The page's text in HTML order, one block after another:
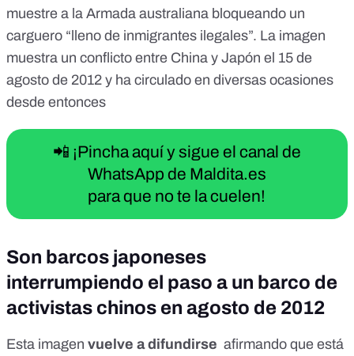
muestre a la Armada australiana bloqueando un
carguero “lleno de inmigrantes ilegales”. La imagen
muestra un conflicto entre China y Japón el 15 de
agosto de 2012 y ha circulado en diversas ocasiones
desde entonces
📲 ¡Pincha aquí y sigue el canal de
WhatsApp de Maldita.es
para que no te la cuelen!
Son barcos japoneses
interrumpiendo el paso a un barco de
activistas chinos en agosto de 2012
Esta imagen vuelve a difundirse afirmando que está